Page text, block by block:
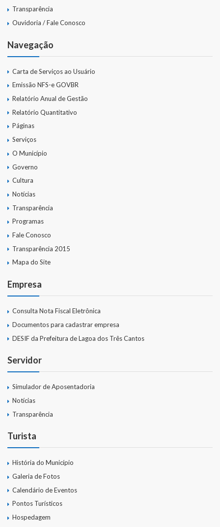
Transparência
Ouvidoria / Fale Conosco
Navegação
Carta de Serviços ao Usuário
Emissão NFS-e GOVBR
Relatório Anual de Gestão
Relatório Quantitativo
Páginas
Serviços
O Município
Governo
Cultura
Notícias
Transparência
Programas
Fale Conosco
Transparência 2015
Mapa do Site
Empresa
Consulta Nota Fiscal Eletrônica
Documentos para cadastrar empresa
DESIF da Prefeitura de Lagoa dos Três Cantos
Servidor
Simulador de Aposentadoria
Notícias
Transparência
Turista
História do Município
Galeria de Fotos
Calendário de Eventos
Pontos Turísticos
Hospedagem